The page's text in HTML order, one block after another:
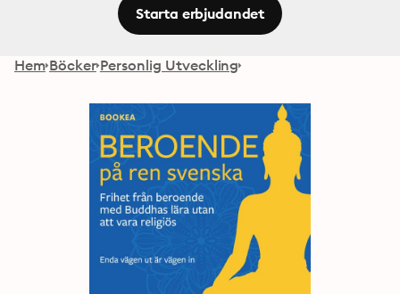
Starta erbjudandet
Hem Böcker Personlig Utveckling